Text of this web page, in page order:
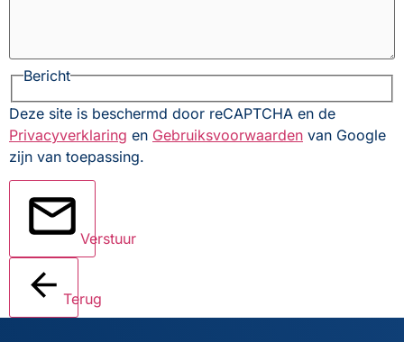
Bericht
Deze site is beschermd door reCAPTCHA en de
Privacyverklaring en Gebruiksvoorwaarden van Google
zijn van toepassing.
Verstuur
Terug